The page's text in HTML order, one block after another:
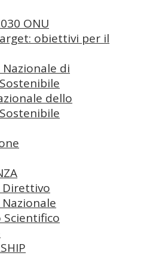
ONU
obiettivi per il
di
dello
Direttivo